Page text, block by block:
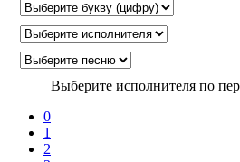
Выберите исполнителя по
0
1
2